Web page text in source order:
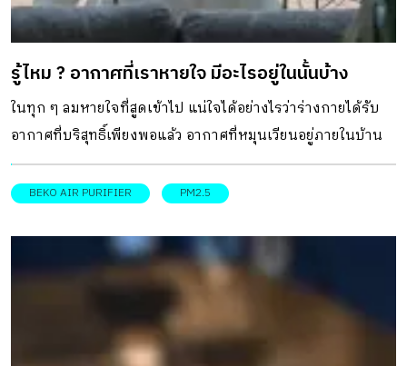
รู้ไหม ? อากาศที่เราหายใจ มีอะไรอยู่ในนั้นบ้าง
ในทุก ๆ ลมหายใจที่สูดเข้าไป แน่ใจได้อย่างไรว่าร่างกายได้รับ
อากาศที่บริสุทธิ์เพียงพอแล้ว อากาศที่หมุนเวียนอยู่ภายในบ้าน
สถานที่ที่ควรจะเป็นพื้นที่ปลอดภัยที่สุดนั้น ปลอดภัยเพียงพอต่อ
การดำรงชีวิตหรือไม่ จากสถาณการณ์ค่าฝุ่นละอองขนาดเล็ก
ทางสุขภาพอย่างชัดเจน ยิ่งทำให้เราไม่ไว้ใจภัยเงียบที่มองไม่เห็น
มาพร้อมกับอากาศที่หายใจ หลาย ๆ คนจึงเริ่มหันมาดูแลใส่ใจ
เรื่องสุขอนามัยความสะอาดของอากาศภายในบ้านกันมากขึ้น
ด้วยวิธีที่แตกต่างกันออกไป เช็คให้ชัวร์ ปัจจัยที่ส่งผลต่อความ
ไม่บริสุทธิ์ของอากาศ ตามสภาวะอากาศที่เป็นปกติปริมาณของ
BEKO AIR PURIFIER PM2.5